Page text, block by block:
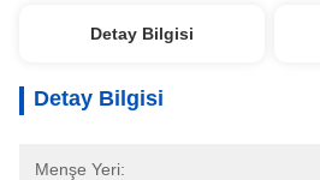
Detay Bilgisi
Detay Bilgisi
Menşe Yeri: